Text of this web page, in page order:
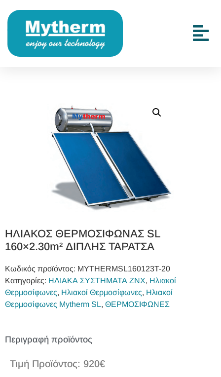
ΗΛΙΑΚΟΣ ΘΕΡΜΟΣΙΦΩΝΑΣ SL
160×2.30m² ΔΙΠΛΗΣ ΤΑΡΑΤΣΑ
Κωδικός προϊόντος: MYTHERMSL160123T-20
Κατηγορίες: ΗΛΙΑΚΑ ΣΥΣΤΗΜΑΤΑ ΖΝΧ, Ηλιακοί
Θερμοσίφωνες, Ηλιακοί Θερμοσίφωνες, Ηλιακοί
Θερμοσίφωνες Mytherm SL, ΘΕΡΜΟΣΙΦΩΝΕΣ
Περιγραφή προϊόντος
Τιμή Προϊόντος: 920€